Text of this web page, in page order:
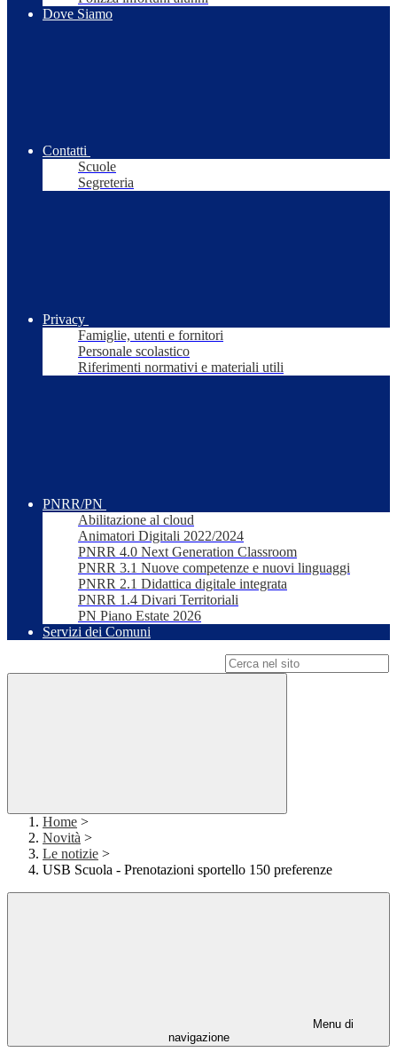
Dove Siamo
Contatti
Scuole
Segreteria
Privacy
Famiglie, utenti e fornitori
Personale scolastico
Riferimenti normativi e materiali utili
PNRR/PN
Abilitazione al cloud
Animatori Digitali 2022/2024
PNRR 4.0 Next Generation Classroom
PNRR 3.1 Nuove competenze e nuovi linguaggi
PNRR 2.1 Didattica digitale integrata
PNRR 1.4 Divari Territoriali
PN Piano Estate 2026
Servizi dei Comuni
Home >
Novità >
Le notizie >
USB Scuola - Prenotazioni sportello 150 preferenze
Menu di
navigazione